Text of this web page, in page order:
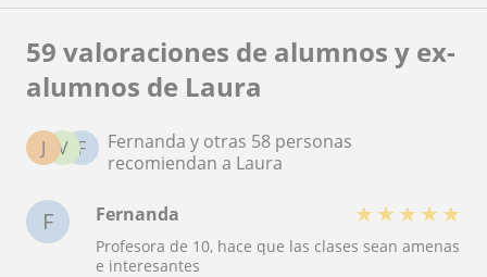
59 valoraciones de alumnos y ex-
alumnos de Laura
F
V
J
Fernanda y otras 58 personas
recomiendan a Laura
F Fernanda ★ ★ ★ ★ ★
Profesora de 10, hace que las clases sean amenas
e interesantes